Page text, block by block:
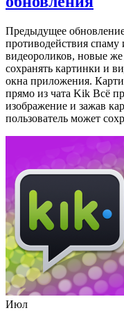
Предыдущее
противодействия
видеороликов, новые
сохранять картинки и
окна приложения.
прямо из чата Kik Всё
изображение и зажав
пользователь может
Июл